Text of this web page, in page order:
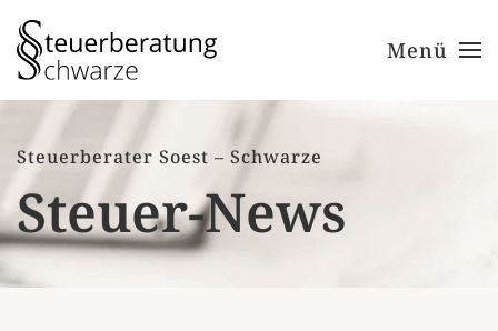
Zum Hauptinhalt springen Menü
Steuerberater Soest – Schwarze
Steuer-News